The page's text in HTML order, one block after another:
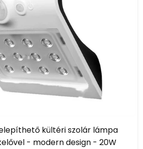
kültéri szolár lámpa
- modern design - 20W